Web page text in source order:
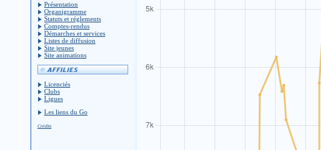
Présentation
Organigramme
Statuts et réglements
Comptes-rendus
Démarches et services
Listes de diffusion
Site jeunes
Site animations
Licenciés
Clubs
Ligues
Les liens du Go
Crédits